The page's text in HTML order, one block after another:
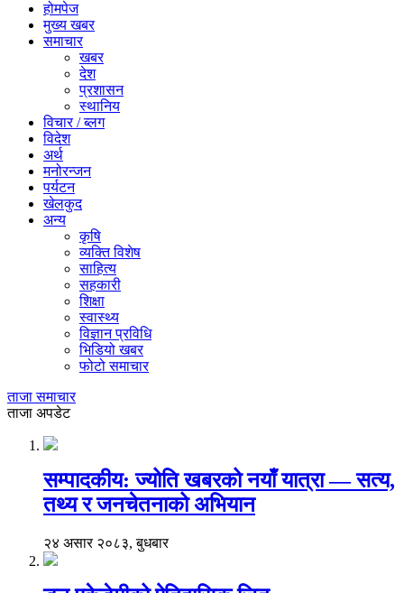
होमपेज
मुख्य खबर
समाचार
खबर
देश
प्रशासन
स्थानिय
विचार / ब्लग
विदेश
अर्थ
मनोरन्जन
पर्यटन
खेलकुद
अन्य
कृषि
व्यक्ति विशेष
साहित्य
सहकारी
शिक्षा
स्वास्थ्य
विज्ञान प्रविधि
भिडियो खबर
फोटो समाचार
ताजा समाचार
ताजा अपडेट
सम्पादकीय: ज्योति खबरको नयाँ यात्रा — सत्य,
तथ्य र जनचेतनाको अभियान
२४ असार २०८३, बुधबार